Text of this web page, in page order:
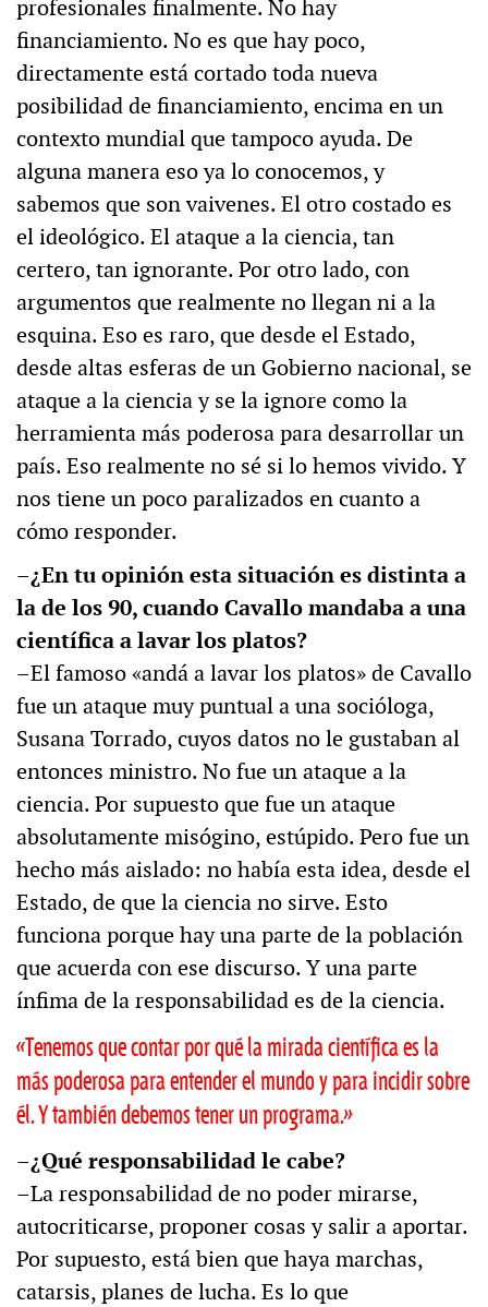
profesionales finalmente. No hay
financiamiento. No es que hay poco,
directamente está cortado toda nueva
posibilidad de financiamiento, encima en un
contexto mundial que tampoco ayuda. De
alguna manera eso ya lo conocemos, y
sabemos que son vaivenes. El otro costado es
el ideológico. El ataque a la ciencia, tan
certero, tan ignorante. Por otro lado, con
argumentos que realmente no llegan ni a la
esquina. Eso es raro, que desde el Estado,
desde altas esferas de un Gobierno nacional, se
ataque a la ciencia y se la ignore como la
herramienta más poderosa para desarrollar un
país. Eso realmente no sé si lo hemos vivido. Y
nos tiene un poco paralizados en cuanto a
cómo responder.
–¿En tu opinión esta situación es distinta a
la de los 90, cuando Cavallo mandaba a una
científica a lavar los platos?
–El famoso «andá a lavar los platos» de Cavallo
fue un ataque muy puntual a una socióloga,
Susana Torrado, cuyos datos no le gustaban al
entonces ministro. No fue un ataque a la
ciencia. Por supuesto que fue un ataque
absolutamente misógino, estúpido. Pero fue un
hecho más aislado: no había esta idea, desde el
Estado, de que la ciencia no sirve. Esto
funciona porque hay una parte de la población
que acuerda con ese discurso. Y una parte
ínfima de la responsabilidad es de la ciencia.
«Tenemos que contar por qué la mirada científica es la
más poderosa para entender el mundo y para incidir sobre
él. Y también debemos tener un programa.»
–¿Qué responsabilidad le cabe?
–La responsabilidad de no poder mirarse,
autocriticarse, proponer cosas y salir a aportar.
Por supuesto, está bien que haya marchas,
catarsis, planes de lucha. Es lo que